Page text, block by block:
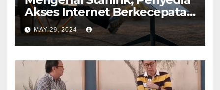
Akses Internet Berkecepatan
Tinggi
MAY 29, 2024